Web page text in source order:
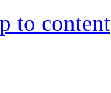
to content